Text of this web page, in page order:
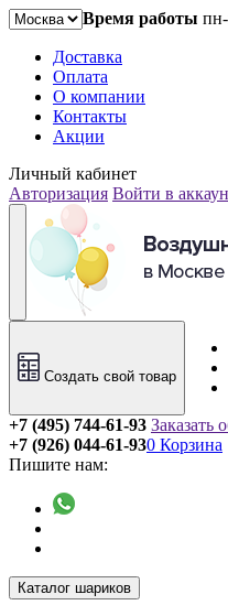
Время работы
Доставка
Оплата
О компании
Контакты
Акции
Личный кабинет
Авторизация Войти в
Создать свой товар
+7 (495) 744-61-93 Заказать
+7 (926) 044-61-93
Пишите нам:
0 Корзина
Каталог шариков